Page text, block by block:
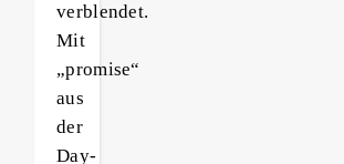
verblendet.
Mit
„promise“
aus
der
Day-